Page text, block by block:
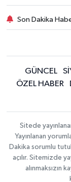
Son Dakika
GÜNCEL
ÖZEL HABER
Sitede
Yayınlanan
Dakika sorumlu
açılır. Sitemizde
alınmaksızın